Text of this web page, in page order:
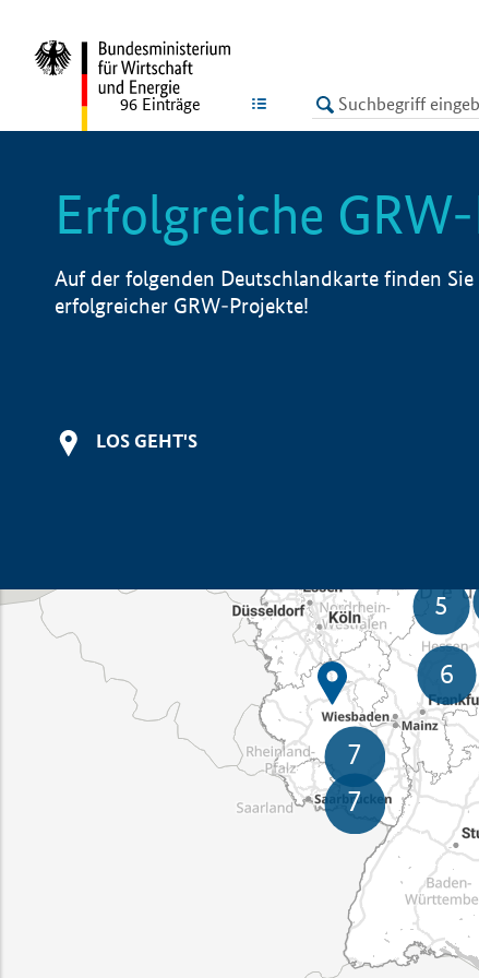
LISTE
96 Einträge
Erfolgreiche
Auf der folgenden Deutschlandkarte finden
erfolgreicher GRW-Projekte!
LOS GEHT'S